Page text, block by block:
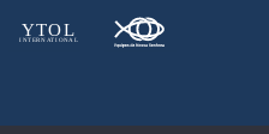
YTO L
INT E RN A O NA